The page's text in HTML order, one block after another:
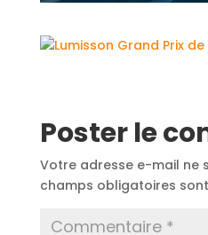
Poster le
Votre adresse e-mail ne
champs obligatoires